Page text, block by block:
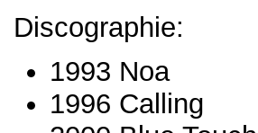
Discographie:
1993 Noa
1996 Calling